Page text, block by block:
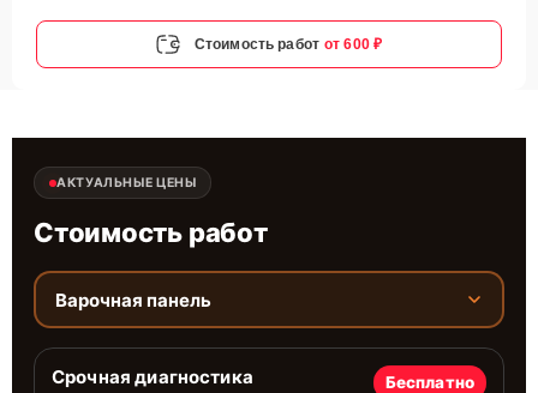
Стоимость работ от 600 ₽
АКТУАЛЬНЫЕ ЦЕНЫ
Стоимость работ
Варочная панель
Срочная диагностика Бесплатно